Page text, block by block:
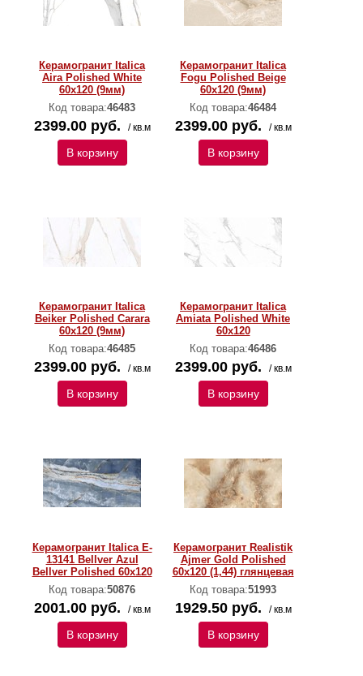
Керамогранит Italica
Aira Polished White
60х120 (9мм)
Код товара:46483
2399.00 руб. / кв.м
В корзину
Керамогранит Italica
Fogu Polished Beige
60х120 (9мм)
Код товара:46484
2399.00 руб. / кв.м
В корзину
Керамогранит Italica
Beiker Polished Carara
60х120 (9мм)
Код товара:46485
2399.00 руб. / кв.м
В корзину
Керамогранит Italica
Amiata Polished White
60х120
Код товара:46486
2399.00 руб. / кв.м
В корзину
Керамогранит Italica E-
13141 Bellver Azul
Bellver Polished 60х120
Код товара:50876
2001.00 руб. / кв.м
В корзину
Керамогранит Realistik
Ajmer Gold Polished
60x120 (1,44) глянцевая
Код товара:51993
1929.50 руб. / кв.м
В корзину